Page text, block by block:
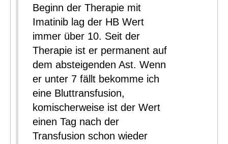
Beginn der Therapie mit
Imatinib lag der HB Wert
immer über 10. Seit der
Therapie ist er permanent auf
dem absteigenden Ast. Wenn
er unter 7 fällt bekomme ich
eine Bluttransfusion,
komischerweise ist der Wert
einen Tag nach der
Transfusion schon wieder